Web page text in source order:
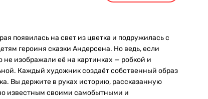
появилась на свет из цветка и подружилась с
героиня сказки Андерсена. Но ведь, если
не изображали её на картинках — робкой и
Каждый художник создаёт собственный образ
Вы держите в руках историю, рассказанную
известным своими самобытными и